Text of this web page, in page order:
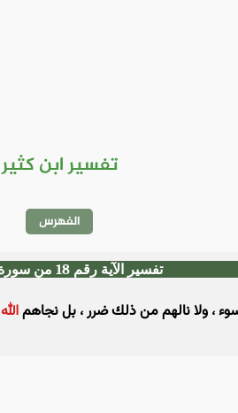
تفسير ابن كثير
الفهرس
تفسير الآية رقم 18 من سورة فصلت
، ولا نالهم من ذلك ضرر ، بل نجاهمالله